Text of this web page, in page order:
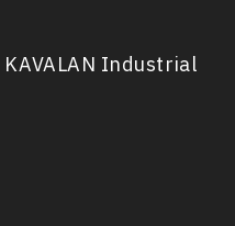
KAVALAN Industrial